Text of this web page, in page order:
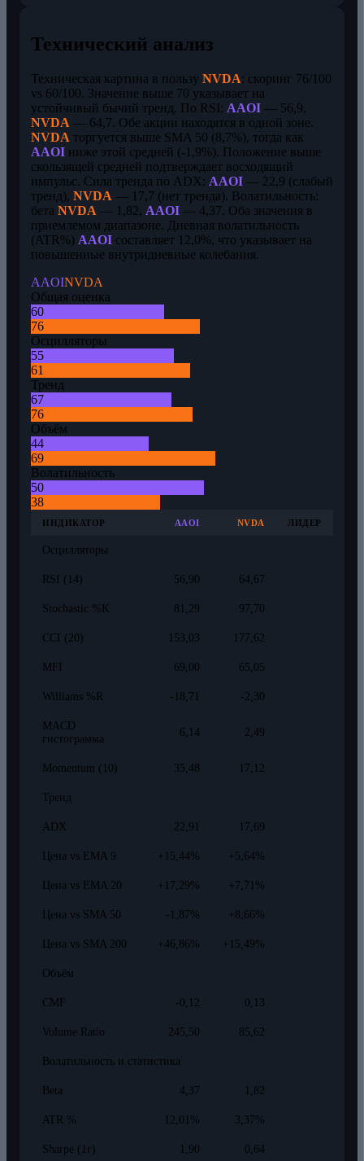
Технический анализ
Техническая картина в пользу NVDA: скоринг 76/100
vs 60/100. Значение выше 70 указывает на
устойчивый бычий тренд. По RSI: AAOI — 56,9,
NVDA — 64,7. Обе акции находятся в одной зоне.
NVDA торгуется выше SMA 50 (8,7%), тогда как
AAOI ниже этой средней (-1,9%). Положение выше
скользящей средней подтверждает восходящий
импульс. Сила тренда по ADX: AAOI — 22,9 (слабый
тренд), NVDA — 17,7 (нет тренда). Волатильность:
бета NVDA — 1,82, AAOI — 4,37. Оба значения в
приемлемом диапазоне. Дневная волатильность
(ATR%) AAOI составляет 12,0%, что указывает на
повышенные внутридневные колебания.
AAOINVDA
Общая оценка
60
76
Осцилляторы
55
61
Тренд
67
76
Объём
44
69
Волатильность
50
38
ИНДИКАТОР AAOI NVDA ЛИДЕР
Осцилляторы
RSI (14) 56,90 64,67
Stochastic %K 81,29 97,70
CCI (20) 153,03 177,62
MFI 69,00 65,05
Williams %R -18,71 -2,30
MACD
гистограмма
6,14 2,49
Momentum (10) 35,48 17,12
Тренд
ADX 22,91 17,69
Цена vs EMA 9 +15,44% +5,64%
Цена vs EMA 20 +17,29% +7,71%
Цена vs SMA 50 -1,87% +8,66%
Цена vs SMA 200 +46,86% +15,49%
Объём
CMF -0,12 0,13
Volume Ratio 245,50 85,62
Волатильность и статистика
Beta 4,37 1,82
ATR % 12,01% 3,37%
Sharpe (1г) 1,90 0,64